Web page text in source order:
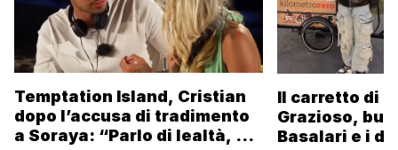
Temptation Island, Cristian
dopo l’accusa di tradimento
a Soraya: “Parlo di lealtà, ma
Il carretto di
Grazioso,
Basalari e i